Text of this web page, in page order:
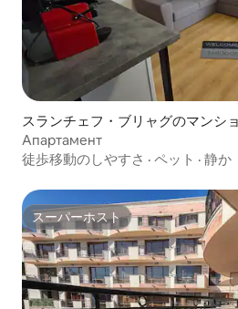
スランチェフ・ブリャグのマンシ
ト
Апартамент
徒歩移動のしやすさ · ペット · 静か
スーパーホスト
スーパーホスト